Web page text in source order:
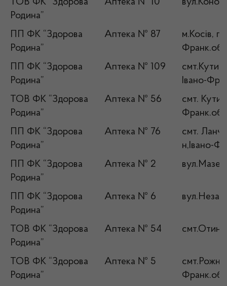
ТОВ ФК “Здорова
Родина”
Аптека № 10
ПП ФК “Здорова
Родина”
Аптека № 87
м.Косів,
ПП ФК “Здорова
Родина”
Аптека № 109
смт.Кути,
Івано-
ТОВ ФК “Здорова
Родина”
Аптека № 56
смт.
ПП ФК “Здорова
Родина”
Аптека № 76
смт.
н,Івано-
ПП ФК “Здорова
Родина”
Аптека № 2
ПП ФК “Здорова
Родина”
Аптека № 6
ТОВ ФК “Здорова
Родина”
Аптека № 54
ТОВ ФК “Здорова
Родина”
Аптека № 5